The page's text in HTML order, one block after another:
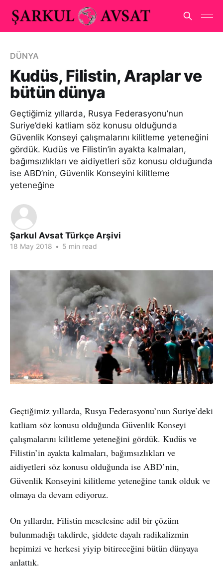
DÜNYA
Kudüs, Filistin, Araplar ve
bütün dünya
Geçtiğimiz yıllarda, Rusya Federasyonu’nun
Suriye’deki katliam söz konusu olduğunda
Güvenlik Konseyi çalışmalarını kilitleme yeteneğini
gördük. Kudüs ve Filistin’in ayakta kalmaları,
bağımsızlıkları ve aidiyetleri söz konusu olduğunda
ise ABD’nin, Güvenlik Konseyini kilitleme
yeteneğine
Şarkul Avsat Türkçe Arşivi
18 May 2018 • 5 min read
Geçtiğimiz yıllarda, Rusya Federasyonu’nun Suriye’deki
katliam söz konusu olduğunda Güvenlik Konseyi
çalışmalarını kilitleme yeteneğini gördük. Kudüs ve
Filistin’in ayakta kalmaları, bağımsızlıkları ve
aidiyetleri söz konusu olduğunda ise ABD’nin,
Güvenlik Konseyini kilitleme yeteneğine tanık olduk ve
olmaya da devam ediyoruz.
On yıllardır, Filistin meselesine adil bir çözüm
bulunmadığı takdirde, şiddete dayalı radikalizmin
hepimizi ve herkesi yiyip bitireceğini bütün dünyaya
anlattık.